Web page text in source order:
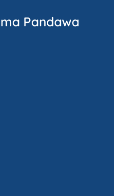
Pandawa